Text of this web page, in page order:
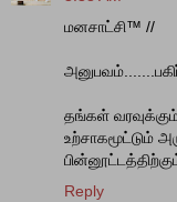
மனசாட்சி™ //
தங்கள்
உற்சாகமூட்டும்
Reply